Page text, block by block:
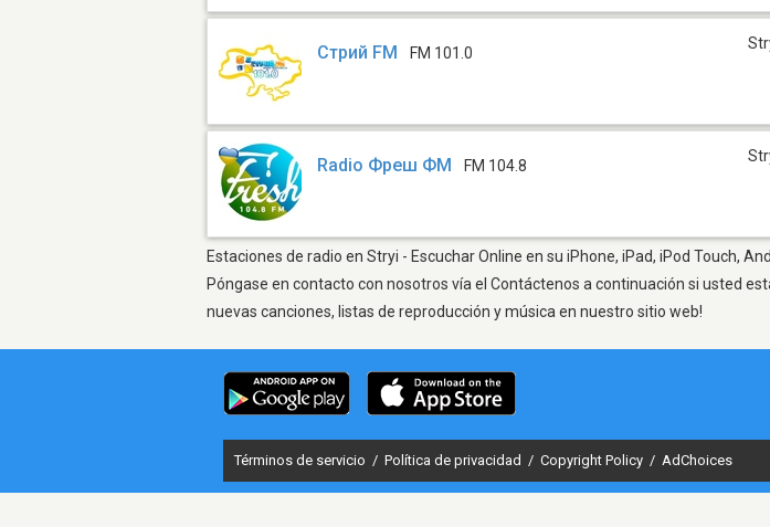
Стрий FM FM 101.0
Radio Фреш ФМ FM 104.8
Estaciones de radio en Stryi - Escuchar Online en su iPhone, iPad, iPod Touch,
Póngase en contacto con nosotros vía el Contáctenos a continuación si usted
nuevas canciones, listas de reproducción y música en nuestro sitio web!
Términos de servicio / Política de privacidad / Copyright Policy / AdChoices